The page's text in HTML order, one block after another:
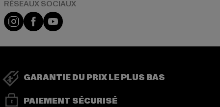
Visit our Instagram page:
Visit our Facebook page:
Visit our YouTube channel:
GARANTIE DU PRIX LE PLUS BAS
PAIEMENT SÉCURISÉ